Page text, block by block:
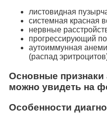
листовидная
системная красная
нервные
прогрессирующий
аутоиммунная
(распад
Основные признаки
можно увидеть на
Особенности